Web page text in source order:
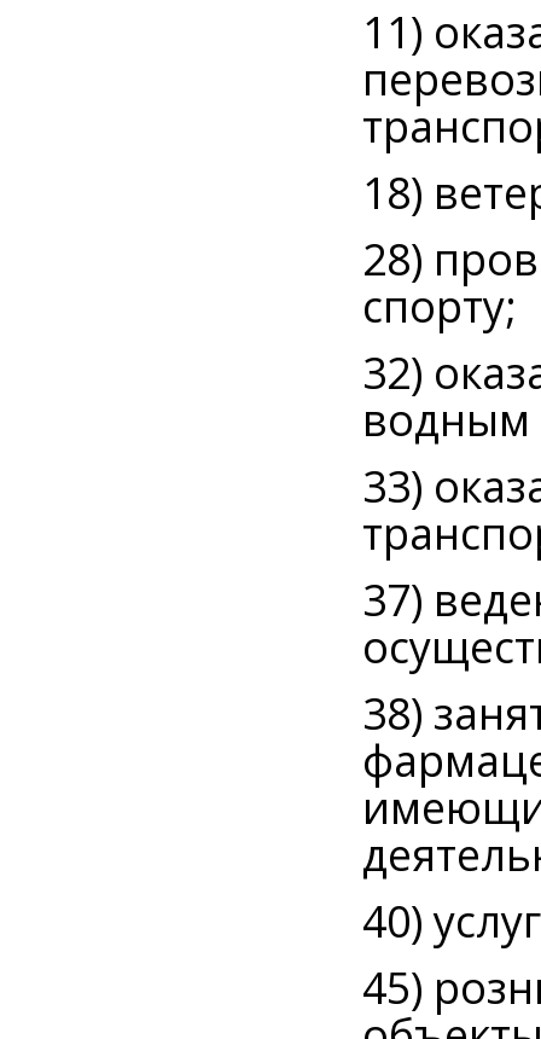
11)
18)
28)
спорту;
32)
водным
33)
37)
38)
40)
45)